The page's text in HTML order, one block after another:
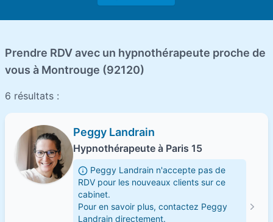
Prendre RDV avec un hypnothérapeute proche de
vous à Montrouge (92120)
6 résultats :
Peggy Landrain
Hypnothérapeute à Paris 15
Peggy Landrain n'accepte pas de
RDV pour les nouveaux clients sur ce
cabinet.
Pour en savoir plus, contactez Peggy
Landrain directement.